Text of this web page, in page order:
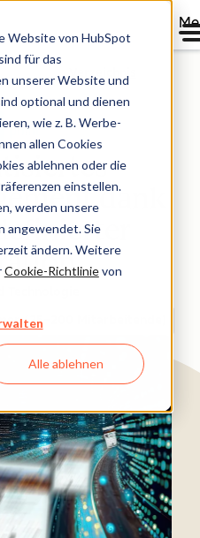
Website von HubSpot
für das
unserer Website und
optional und dienen
wie z. B. Werbe-
allen Cookies
ablehnen oder die
einstellen.
werden unsere
angewendet. Sie
ändern. Weitere
Cookie-Richtlinievon
Alle ablehnen
Verzeichnis
dank
(25–200 Mitarbeitende)